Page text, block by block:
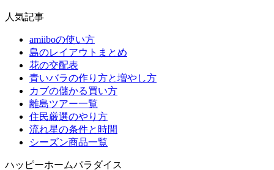
人気記事
amiiboの使い方
島のレイアウトまとめ
花の交配表
青いバラの作り方と増やし方
カブの儲かる買い方
離島ツアー一覧
住民厳選のやり方
流れ星の条件と時間
シーズン商品一覧
ハッピーホームパラダイス